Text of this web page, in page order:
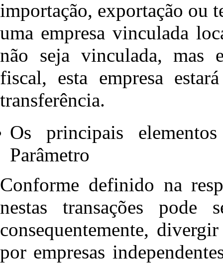
importação, exportação ou
uma empresa vinculada
não seja vinculada, mas
fiscal, esta empresa
transferência.
Os principais
Parâmetro
Conforme definido na
nestas transações pode
consequentemente,
por empresas